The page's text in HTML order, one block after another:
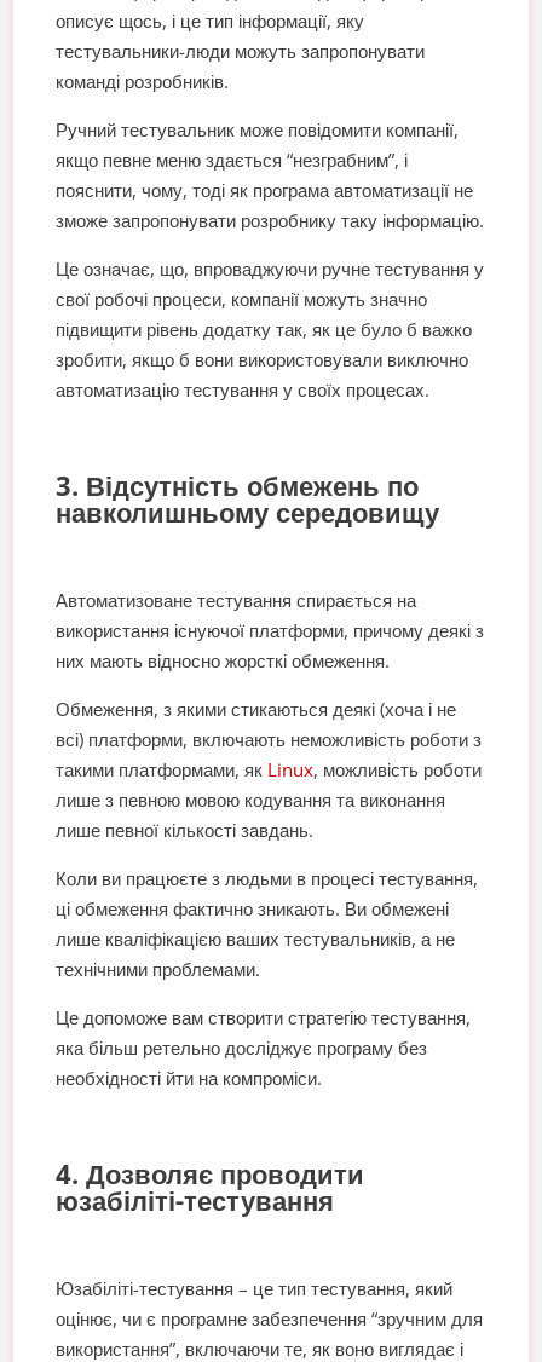
описує щось, і це тип інформації, яку
тестувальники-люди можуть запропонувати
команді розробників.
Ручний тестувальник може повідомити компанії,
якщо певне меню здається “незграбним”, і
пояснити, чому, тоді як програма автоматизації не
зможе запропонувати розробнику таку інформацію.
Це означає, що, впроваджуючи ручне тестування у
свої робочі процеси, компанії можуть значно
підвищити рівень додатку так, як це було б важко
зробити, якщо б вони використовували виключно
автоматизацію тестування у своїх процесах.
3. Відсутність обмежень по
навколишньому середовищу
Автоматизоване тестування спирається на
використання існуючої платформи, причому деякі з
них мають відносно жорсткі обмеження.
Обмеження, з якими стикаються деякі (хоча і не
всі) платформи, включають неможливість роботи з
такими платформами, як Linux, можливість роботи
лише з певною мовою кодування та виконання
лише певної кількості завдань.
Коли ви працюєте з людьми в процесі тестування,
ці обмеження фактично зникають. Ви обмежені
лише кваліфікацією ваших тестувальників, а не
технічними проблемами.
Це допоможе вам створити стратегію тестування,
яка більш ретельно досліджує програму без
необхідності йти на компроміси.
4. Дозволяє проводити
юзабіліті-тестування
Юзабіліті-тестування – це тип тестування, який
оцінює, чи є програмне забезпечення “зручним для
використання”, включаючи те, як воно виглядає і